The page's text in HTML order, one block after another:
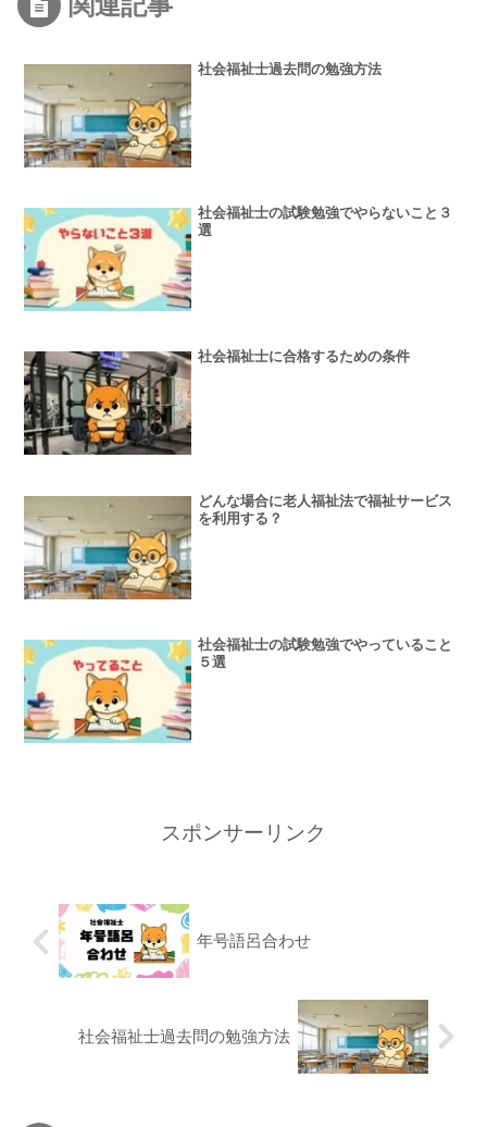
社会福祉士過去問の勉強方法
社会福祉士の試験勉強でやらないこと３
選
社会福祉士に合格するための条件
どんな場合に老人福祉法で福祉サービス
を利用する？
社会福祉士の試験勉強でやっていること
５選
スポンサーリンク
年号語呂合わせ
社会福祉士過去問の勉強方法